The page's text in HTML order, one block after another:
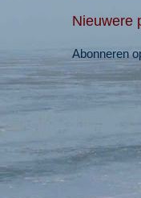
Nieuwere
Abonneren